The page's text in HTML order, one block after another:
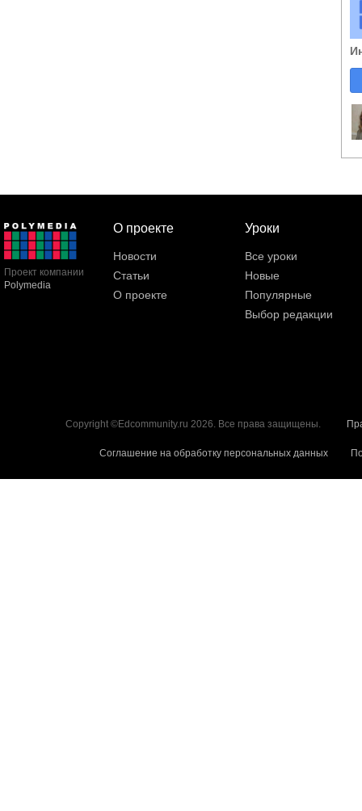
Проект компании
Polymedia
О проекте
Новости
Статьи
О проекте
Уроки
Все уроки
Новые
Популярные
Выбор редакции
Copyright ©Edcommunity.ru 2026. Все права защищены.
Соглашение на обработку персональных данных